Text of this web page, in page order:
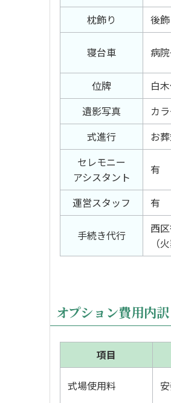
枕飾り
後
寝台車 病
位牌
白
遺影写真
カ
式進行
お
セレモニー
アシスタント
有
運営スタッフ 有
手続き代行
西
（
オプション費用内訳
項目
式場使用料